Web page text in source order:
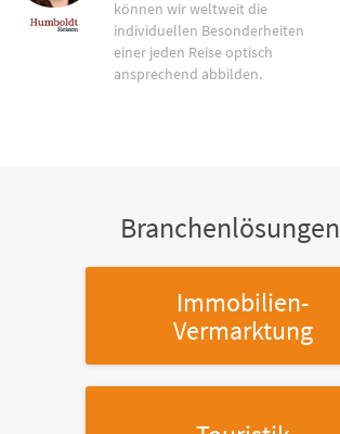
können wir weltweit die
individuellen Besonderheiten
einer jeden Reise optisch
ansprechend abbilden.
Branchenlösungen
Immobilien-
Vermarktung